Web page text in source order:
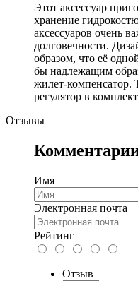
Этот аксессуар
хранение
аксессуаров очень
долговечности.
образом, что её
бы надлежащим
жилет-компенсатор.
регулятор в
Отзывы
Имя
Электронная почта
Рейтинг
Отзыв